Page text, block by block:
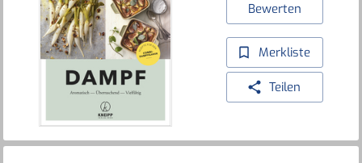
Bewerten
Merkliste
Teilen